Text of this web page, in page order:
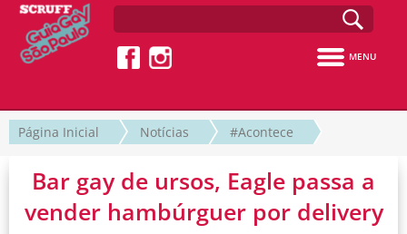
MENU
Página Inicial Notícias #Acontece
Bar gay de ursos, Eagle passa a
vender hambúrguer por delivery